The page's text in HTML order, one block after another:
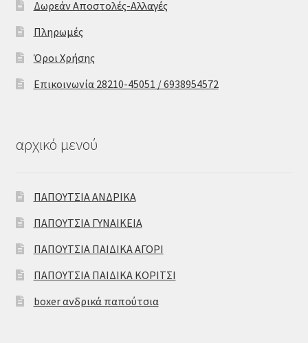
Δωρεάν Αποστολές-Αλλαγές
Πληρωμές
Όροι Χρήσης
Επικοινωνία 28210-45051 / 6938954572
αρχικό μενού
ΠΑΠΟΥΤΣΙΑ ΑΝΔΡΙΚΑ
ΠΑΠΟΥΤΣΙΑ ΓΥΝΑΙΚΕΙΑ
ΠΑΠΟΥΤΣΙΑ ΠΑΙΔΙΚΑ ΑΓΟΡΙ
ΠΑΠΟΥΤΣΙΑ ΠΑΙΔΙΚΑ ΚΟΡΙΤΣΙ
boxer ανδρικά παπούτσια